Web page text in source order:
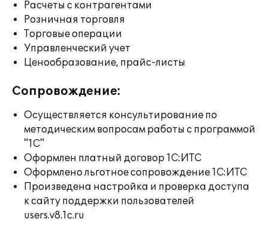
Расчеты с контрагентами
Розничная торговля
Торговые операции
Управленческий учет
Ценообразование, прайс-листы
Сопровождение:
Осуществляется консультирование по
методическим вопросам работы с программой
"1С"
Оформлен платный договор 1С:ИТС
Оформлено льготное сопровождение 1С:ИТС
Произведена настройка и проверка доступа
к сайту поддержки пользователей
users.v8.1c.ru